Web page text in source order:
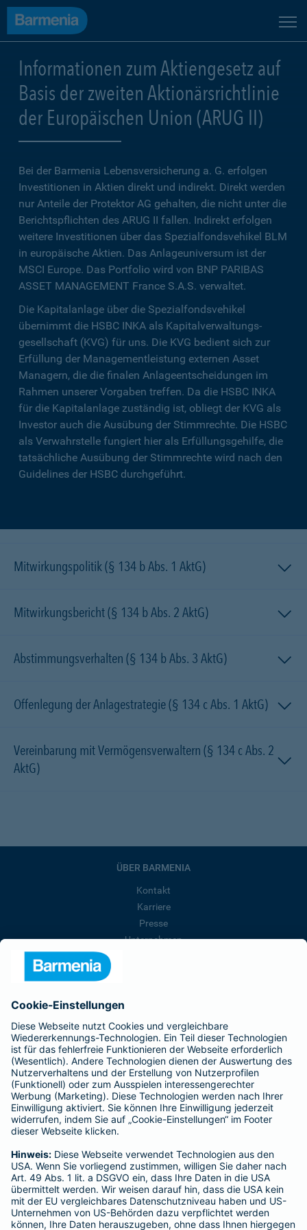
Informationen zum Aktiengesetz auf
Basis der zweiten Aktionärsrichtlinie
der Europäischen Union (ARUG II)
Bei der Barmenia Lebensversicherung a. G. erfolgen
Investitionen in Aktien direkt und indirekt. Direkt werden
nur Anteile der Protektor AG gehalten, die nicht unter die
Berichtspflichten des ARUG II fallen. Indirekt erfolgen
weitere Investitionen über das Spezialfondsvehikel BLM
in europäische Aktien. Das Anlageuniversum ist der
MSCI Europe. Das Portfolio wird von BNP PARIBAS
ASSET MANAGEMENT France S.A.S. verwaltet.
Die Kapitalanlage über die Spezialfondsvehikel
übernimmt die HSBC INKA als Kapitalverwaltungs­
gesellschaft (KVG) für uns. Die KVG bedient sich zur
Erfüllung der Managementleistung externen Asset
Managern, die die finalen Anlageentscheidungen im
Rahmen unserer Vorgaben treffen. Da die HSBC INKA
für die Kapitalanlage zuständig ist, obliegt der KVG als
Investor auch die Ausübung der Stimmrechte. Die HSBC
als Verwahrstelle fungiert hier als Erfüllungsgehilfe, die
tatsächliche Ausübung der Stimmrechte wird nach den
Guidelines der HSBC durchgeführt.
Mitwirkungspolitik (§ 134 b Abs. 1 AktG)
Mitwirkungsbericht (§ 134 b Abs. 2 AktG)
Abstimmungsverhalten (§ 134 b Abs. 3 AktG)
Offenlegung der Anlagestrategie (§ 134 c Abs. 1 AktG)
Vereinbarung mit Vermögensverwaltern (§ 134 c Abs. 2
AktG)
ÜBER BARMENIA
Kontakt
Karriere
Presse
Unternehmen
Affiliate-Partner werden
Kranken-Zusatzversicherung
Tierversicherungen
Haftpflichtversicherung
Hausratversicherung
SERVICE
Schaden melden
Kilometerstandsmeldung
Serviceübersicht